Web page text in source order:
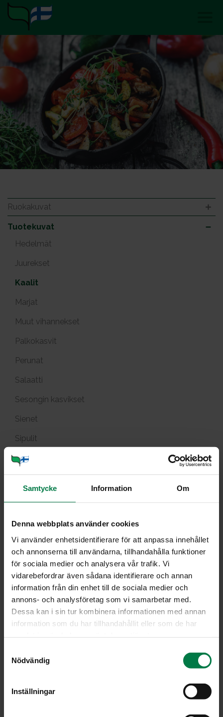
Samtycke Information Om
Denna webbplats använder cookies
Vi använder enhetsidentifierare för att anpassa innehållet
och annonserna till användarna, tillhandahålla funktioner
för sociala medier och analysera vår trafik. Vi
vidarebefordrar även sådana identifierare och annan
information från din enhet till de sociala medier och
annons- och analysföretag som vi samarbetar med.
Dessa kan i sin tur kombinera informationen med annan
information som du har tillhandahållit eller som de har
Nödvändig
Inställningar
Ruokakuvat
Tuotekuvat
Hedelmät
Juurekset
Kaalit
Marjat
Muut vihannekset
Palkokasvit
Perunat
Salaatti
Sesongin kasvikset
Sienet
Sipulit
Vihanneshedelmät
Yrtit
Viljely ja tuotanto
Kaa­lia­se­tel­ma iso